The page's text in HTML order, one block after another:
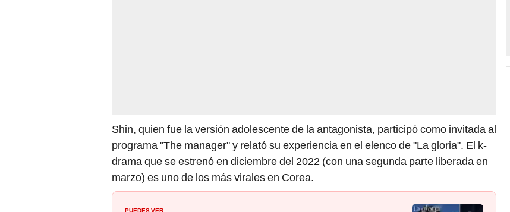
Shin, quien fue la versión adolescente de la antagonista, participó como invitada al
programa "The manager" y relató su experiencia en el elenco de "La gloria". El k-
drama que se estrenó en diciembre del 2022 (con una segunda parte liberada en
marzo) es uno de los más virales en Corea.
PUEDES VER: